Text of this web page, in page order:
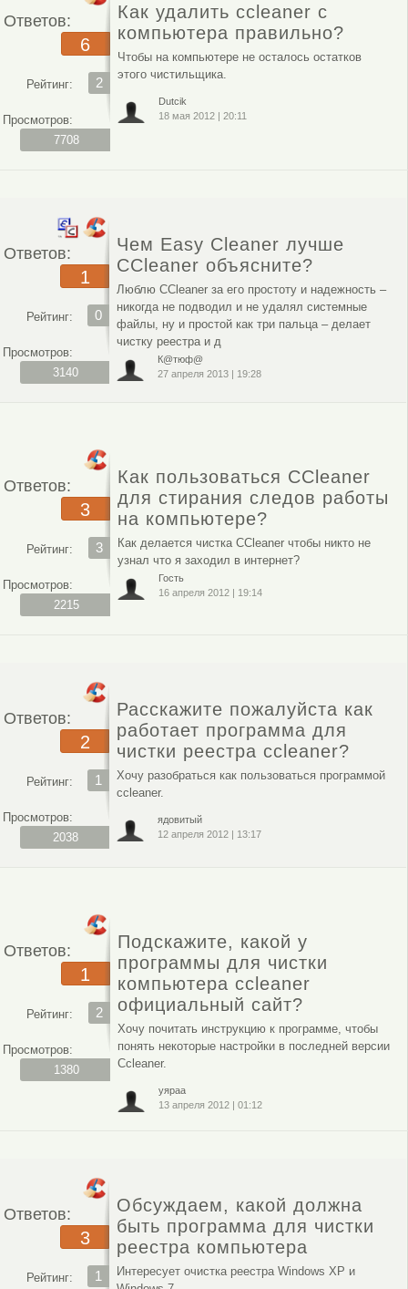
Ответов:
6
Рейтинг: 2
Просмотров:
7708
Как удалить ccleaner с
компьютера правильно?
Чтобы на компьютере не осталось остатков
этого чистильщика.
Dutcik
18 мая 2012| 20:11
Ответов:
1
Рейтинг: 0
Просмотров:
3140
Чем Easy Cleaner лучше
CCleaner объясните?
Люблю CCleaner за его простоту и надежность –
никогда не подводил и не удалял системные
файлы, ну и простой как три пальца – делает
чистку реестра и д
К@тюф@
27 апреля 2013 | 19:28
Ответов:
3
Рейтинг: 3
Просмотров:
2215
Как пользоваться CCleaner
для стирания следов работы
на компьютере?
Как делается чистка CCleaner чтобы никто не
узнал что я заходил в интернет?
Гость
16 апреля 2012| 19:14
Ответов:
2
Рейтинг: 1
Просмотров:
2038
Расскажите пожалуйста как
работает программа для
чистки реестра ccleaner?
Хочу разобраться как пользоваться программой
ccleaner.
ядовитый
12 апреля 2012 | 13:17
Ответов:
1
Рейтинг: 2
Просмотров:
1380
Подскажите, какой у
программы для чистки
компьютера ccleaner
официальный сайт?
Хочу почитать инструкцию к программе, чтобы
понять некоторые настройки в последней версии
Ccleaner.
уяраа
13 апреля 2012| 01:12
Ответов:
3
Рейтинг: 1
Обсуждаем, какой должна
быть программа для чистки
реестра компьютера
Интересует очистка реестра Windows XP и